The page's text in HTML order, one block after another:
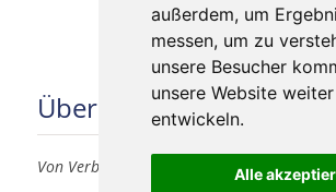
außerdem, um
messen, um zu
unsere Besucher
unsere Website
entwickeln.
Alle
Über uns
Von Verbrauchern für Verbraucher